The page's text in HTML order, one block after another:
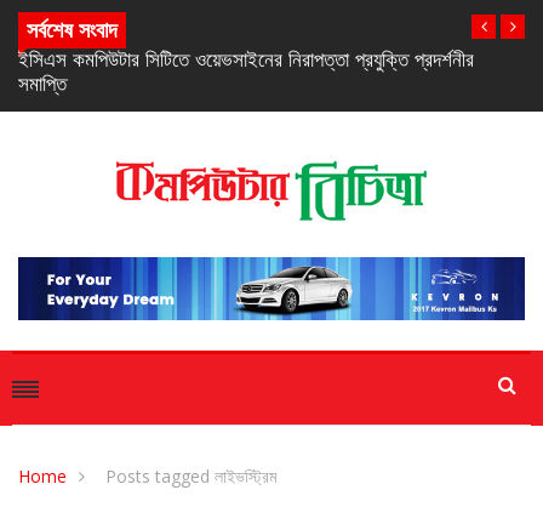
সর্বশেষ সংবাদ
নিরবচ্ছিন্ন পাওয়ার নিশ্চিতে রিয়েলমির নতুন সি-সিরিজ স্মার্টফোন
Home Posts tagged লাইভস্ট্রিম